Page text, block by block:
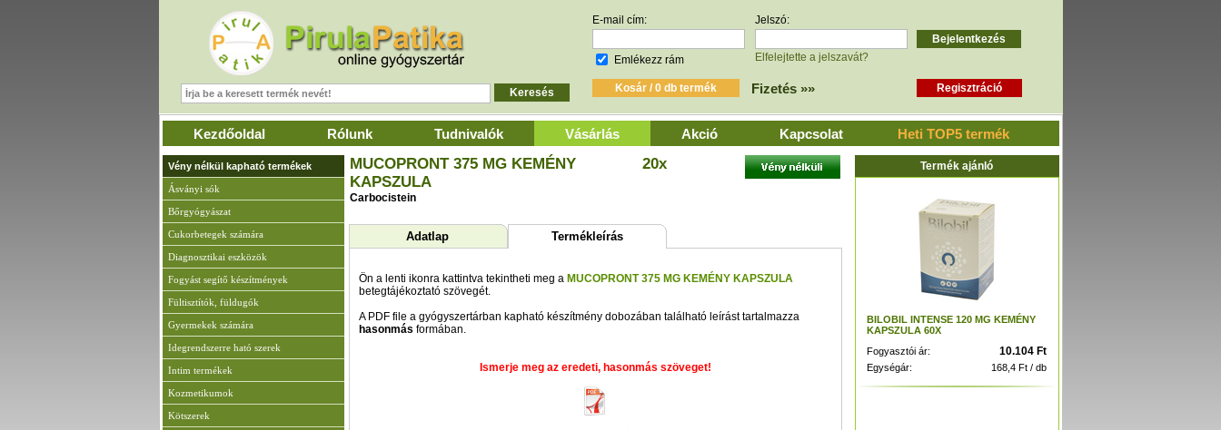
E-mail cím: Jelszó:
Emlékezz rám Elfelejtette a jelszavát?
Fizetés »»
Kezdőoldal Rólunk Tudnivalók Vásárlás Akció Kapcsolat Heti TOP5 termék
Vény nélkül kapható termékek
Ásványi sók
Bőrgyógyászat
Cukorbetegek számára
Diagnosztikai eszközök
Fogyást segítő készítmények
Fültisztítók, füldugók
Gyermekek számára
Idegrendszerre ható szerek
Intim termékek
Kozmetikumok
Kötszerek
MUCOPRONT 375 MG KEMÉNY
KAPSZULA
Carbocistein
20x
Adatlap Termékleírás
Ön a lenti ikonra kattintva tekintheti meg a MUCOPRONT 375 MG KEMÉNY KAPSZULA
betegtájékoztató szövegét.
A PDF file a gyógyszertárban kapható készítmény dobozában található leírást tartalmazza
hasonmás formában.
Ismerje meg az eredeti, hasonmás szöveget!
Termék ajánló
BILOBIL INTENSE 120 MG KEMÉNY
KAPSZULA 60X
Fogyasztói ár:
10.104 Ft
Egységár: 168,4 Ft / db